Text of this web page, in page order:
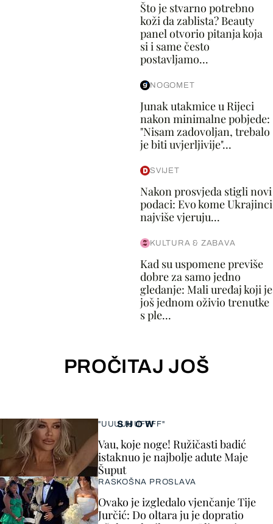
Što je stvarno potrebno
koži da zablista? Beauty
panel otvorio pitanja koja
si i same često
postavljamo...
NOGOMET
Junak utakmice u Rijeci
nakon minimalne pobjede:
"Nisam zadovoljan, trebalo
je biti uvjerljivije"...
SVIJET
Nakon prosvjeda stigli novi
podaci: Evo kome Ukrajinci
najviše vjeruju...
KULTURA & ZABAVA
Kad su uspomene previše
dobre za samo jedno
gledanje: Mali uređaj koji je
još jednom oživio trenutke
s ple...
PROČITAJ JOŠ
SHOW
"UUUUUUFFFF"
Vau, koje noge! Ružičasti badić
istaknuo je najbolje adute Maje
Šuput
RASKOŠNA PROSLAVA
Ovako je izgledalo vjenčanje Tije
Jurčić: Do oltara ju je dopratio